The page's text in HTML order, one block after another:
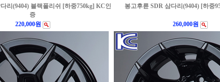
리(9404) 블랙폴리쉬 [하중750kg] KC인
증
220,000원
봉고후륜 SDR 삼다리(9404) [하중
260,000원